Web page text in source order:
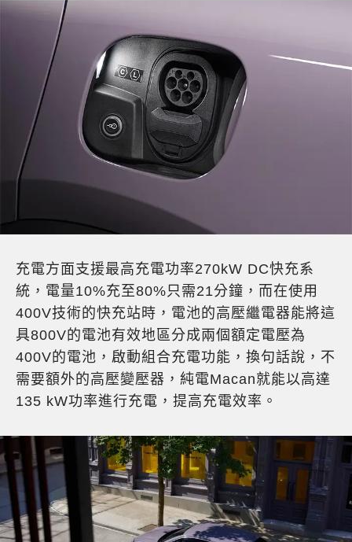
充電方面支援最高充電功率270kW DC快充系
統，電量10%充至80%只需21分鐘，而在使用
400V技術的快充站時，電池的高壓繼電器能將這
具800V的電池有效地區分成兩個額定電壓為
400V的電池，啟動組合充電功能，換句話說，不
需要額外的高壓變壓器，純電Macan就能以高達
135 kW功率進行充電，提高充電效率。